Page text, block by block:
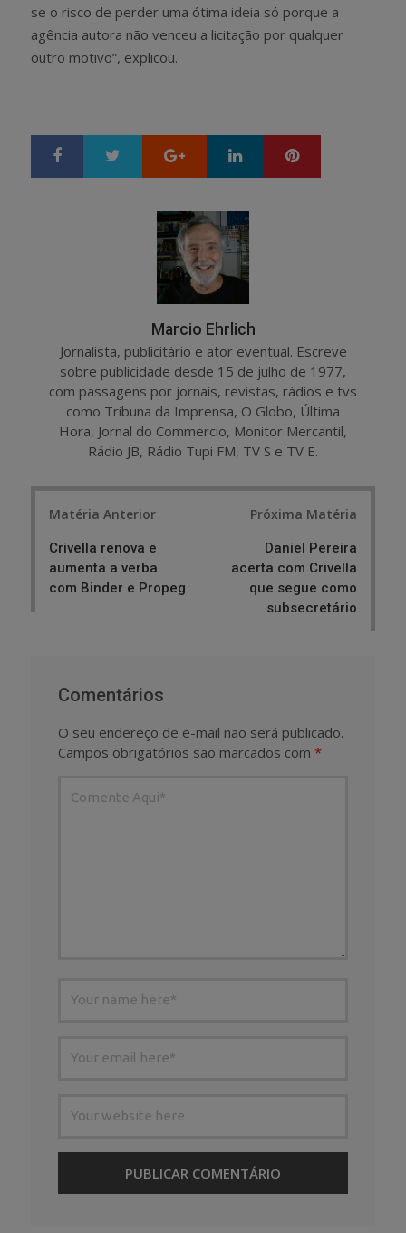
se o risco de perder uma ótima ideia só porque a
agência autora não venceu a licitação por qualquer
outro motivo”, explicou.
Google+ LinkedIn
Marcio Ehrlich
Jornalista, publicitário e ator eventual. Escreve
sobre publicidade desde 15 de julho de 1977,
com passagens por jornais, revistas, rádios e tvs
como Tribuna da Imprensa, O Globo, Última
Hora, Jornal do Commercio, Monitor Mercantil,
Rádio JB, Rádio Tupi FM, TV S e TV E.
Matéria Anterior
Crivella renova e
aumenta a verba
com Binder e Propeg
Próxima Matéria
Daniel Pereira
acerta com Crivella
que segue como
subsecretário
Comentários
O seu endereço de e-mail não será publicado.
Campos obrigatórios são marcados com *